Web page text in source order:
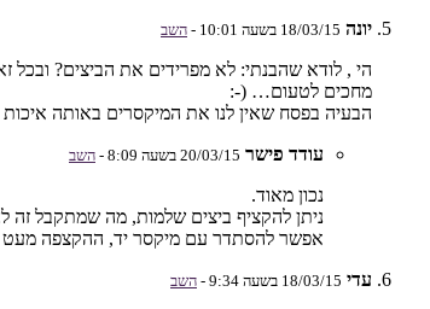
יונה 18/03/15 בשעה 10:01 - השב
הי , לודא שהבנתי: לא מפרידים את הביצים? ובכל
מחכים לטעום… (-:
הבעיה בפסח שאין לנו את המיקסרים באותה
עודד פישר 20/03/15 בשעה 8:09 - השב
נכון מאוד.
ניתן להקציף ביצים שלמות, מה שמתקבל זה
אפשר להסתדר עם מיקסר יד, ההקצפה מעט
עדי 18/03/15 בשעה 9:34 - השב